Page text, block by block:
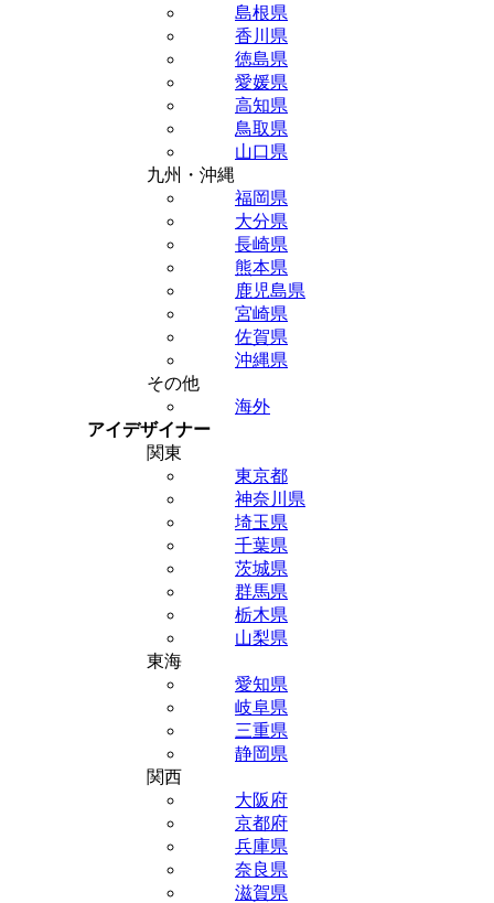
島根県
香川県
徳島県
愛媛県
高知県
鳥取県
山口県
九州・沖縄
福岡県
大分県
長崎県
熊本県
鹿児島県
宮崎県
佐賀県
沖縄県
その他
海外
アイデザイナー
関東
東京都
神奈川県
埼玉県
千葉県
茨城県
群馬県
栃木県
山梨県
東海
愛知県
岐阜県
三重県
静岡県
関西
大阪府
京都府
兵庫県
奈良県
滋賀県